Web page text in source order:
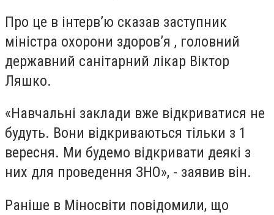
Про це в інтерв’ю сказав заступник
міністра охорони здоров’я , головний
державний санітарний лікар Віктор
Ляшко.
«Навчальні заклади вже відкриватися не
будуть. Вони відкриваються тільки з 1
вересня. Ми будемо відкривати деякі з
них для проведення ЗНО», - заявив він.
Раніше в Міносвіти повідомили, що